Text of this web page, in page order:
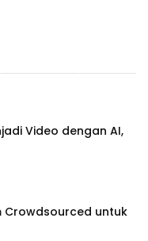
Video dengan AI,
Crowdsourced untuk